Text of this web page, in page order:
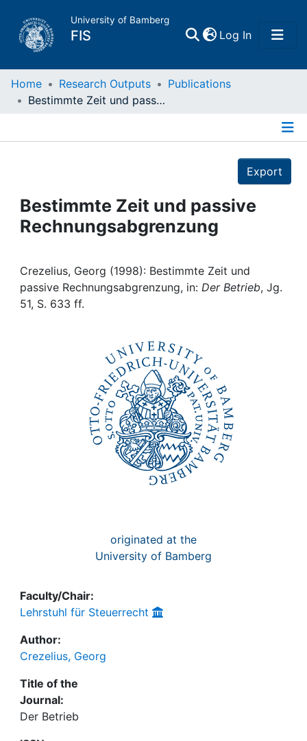
University of Bamberg
FIS Log In(current)
Home
Projects
People
Institutions
Awards
Home Research Outputs
Publications
Bestimmte Zeit und passive Rechnungsabgrenzung
Export
Bestimmte Zeit und passive
Rechnungsabgrenzung
Crezelius, Georg (1998): Bestimmte Zeit und
passive Rechnungsabgrenzung, in: Der Betrieb, Jg.
51, S. 633 ff.
originated at the
University of Bamberg
Faculty/Chair:
Lehrstuhl für Steuerrecht
Author:
Crezelius, Georg
Title of the
Journal:
Der Betrieb